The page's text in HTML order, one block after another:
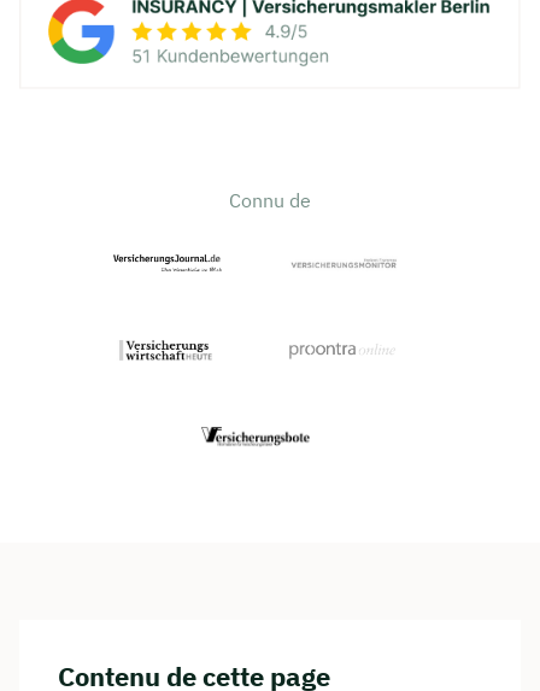
Connu de
Contenu de cette page